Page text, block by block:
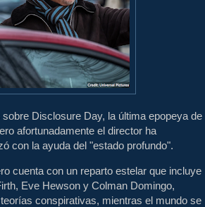
Disclosure Day, la última epopeya de
afortunadamente el director ha
con la ayuda del "estado profundo".
cuenta con un reparto estelar que incluye
Eve Hewson y Colman Domingo,
conspirativas, mientras el mundo se